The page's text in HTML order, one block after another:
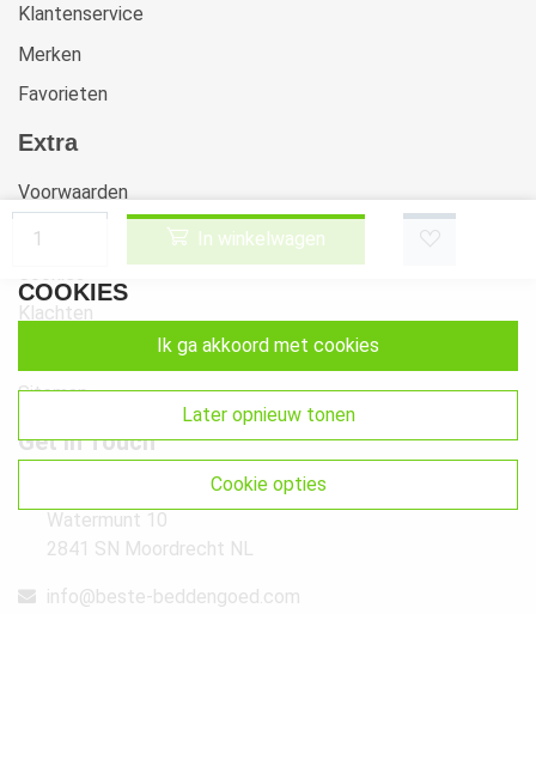
In winkelwagen
Klantenservice
Merken
Favorieten
Extra
Voorwaarden
Privacy
Klachten
Retourneren & Ruilen
Sitemap
Get In Touch
Beste-Beddengoed.com
Watermunt 10
2841 SN Moordrecht NL
info@beste-beddengoed.com
COOKIES
ik ga akkoord met cookies
later opnieuw tonen
cookie opties